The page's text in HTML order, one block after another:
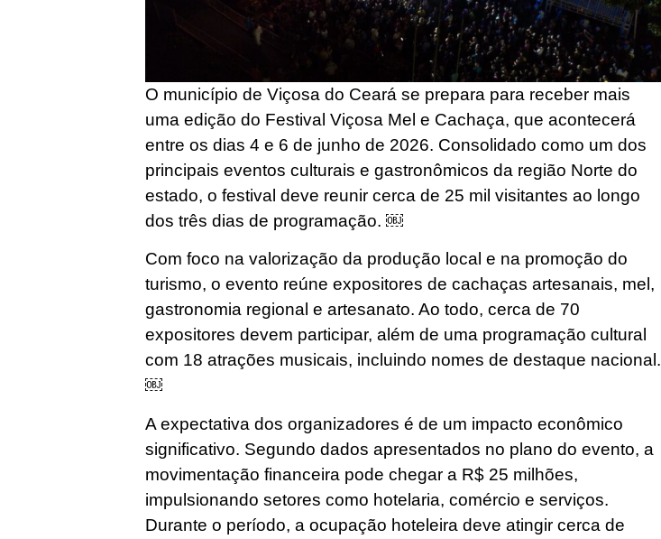
O município de Viçosa do Ceará se prepara para receber mais
uma edição do Festival Viçosa Mel e Cachaça, que acontecerá
entre os dias 4 e 6 de junho de 2026. Consolidado como um dos
principais eventos culturais e gastronômicos da região Norte do
estado, o festival deve reunir cerca de 25 mil visitantes ao longo
dos três dias de programação. ￼
Com foco na valorização da produção local e na promoção do
turismo, o evento reúne expositores de cachaças artesanais, mel,
gastronomia regional e artesanato. Ao todo, cerca de 70
expositores devem participar, além de uma programação cultural
com 18 atrações musicais, incluindo nomes de destaque nacional.
￼
A expectativa dos organizadores é de um impacto econômico
significativo. Segundo dados apresentados no plano do evento, a
movimentação financeira pode chegar a R$ 25 milhões,
impulsionando setores como hotelaria, comércio e serviços.
Durante o período, a ocupação hoteleira deve atingir cerca de